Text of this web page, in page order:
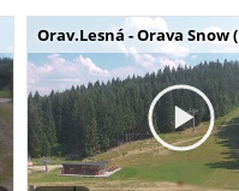
Orav.Lesná - Orava Snow